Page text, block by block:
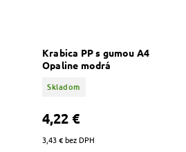
Krabica PP s gumou A4
Opaline modrá
Skladom
3,43 € bez DPH
4,22 €